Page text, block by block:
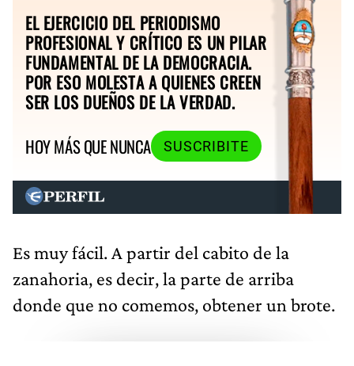
EL EJERCICIO DEL PERIODISMO
PROFESIONAL Y CRÍTICO ES UN PILAR
FUNDAMENTAL DE LA DEMOCRACIA.
POR ESO MOLESTA A QUIENES CREEN
SER LOS DUEÑOS DE LA VERDAD.
HOY MÁS QUE NUNCA
SUSCRIBITE
Es muy fácil. A partir del cabito de la
zanahoria, es decir, la parte de arriba
donde que no comemos, obtener un brote.